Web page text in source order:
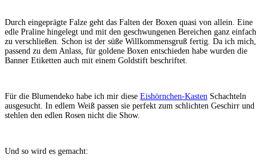
Durch eingeprägte Falze geht das Falten der Boxen quasi von allein. Eine
edle Praline hingelegt und mit den geschwungenen Bereichen ganz einfach
zu verschließen. Schon ist der süße Willkommensgruß fertig. Da ich mich,
passend zu dem Anlass, für goldene Boxen entschieden habe wurden die
Banner Etiketten auch mit einem Goldstift beschriftet.
Für die Blumendeko habe ich mir diese Eishörnchen-Kasten Schachteln
ausgesucht. In edlem Weiß passen sie perfekt zum schlichten Geschirr und
stehlen den edlen Rosen nicht die Show.
Und so wird es gemacht: